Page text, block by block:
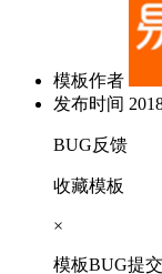
模板作者
发布时间
BUG反馈
收藏模板
×
模板BUG提交